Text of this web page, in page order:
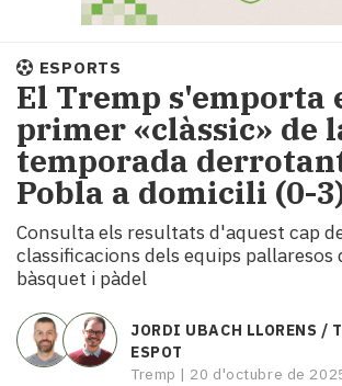
Societat
Política
i
municipis
Economia
i
Cultura
Esports
Mai
tant!
TV
i
ESPORTS
El Tremp s'emporta
primer «clàssic» de
temporada
Pobla a domicili (0-
Consulta els resultats d'aquest cap
classificacions dels equips
bàsquet i pàdel
JORDI UBACH LLORENS
ESPOT
Tremp | 20 d'octubre de